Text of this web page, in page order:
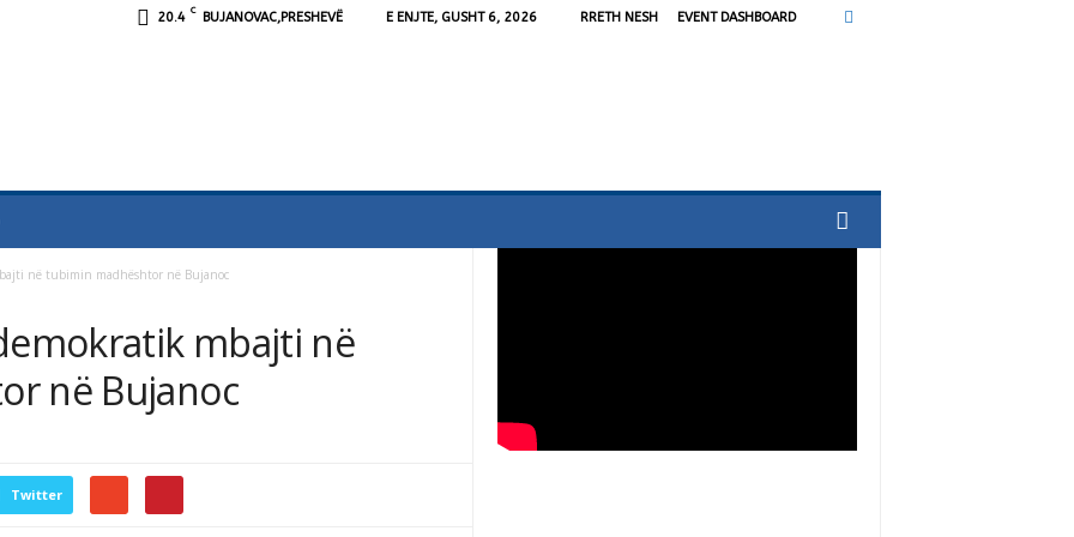
20.4 C BUJANOVAC,PRESHEVË E ENJTE, GUSHT 6, 2026 RRETH NESH EVENT DASHBOARD
në tubimin madhështor në Bujanoc
mbajti në
në Bujanoc
Twitter